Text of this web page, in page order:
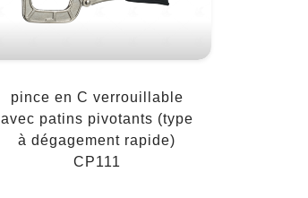
pince en C verrouillable
avec patins pivotants (type
à dégagement rapide)
CP111